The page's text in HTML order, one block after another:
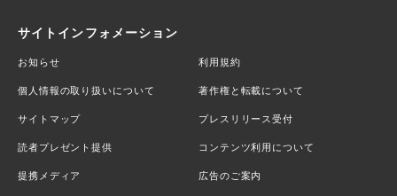
サイトインフォメーション
お知らせ 利用規約
個人情報の取り扱いについて 著作権と転載について
サイトマップ プレスリリース受付
読者プレゼント提供 コンテンツ利用について
提携メディア 広告のご案内